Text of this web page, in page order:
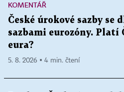
KOMENTÁŘ
České úrokové sazby se
sazbami eurozóny. Platí
eura?
5. 8. 2026 ▪ 4 min. čtení